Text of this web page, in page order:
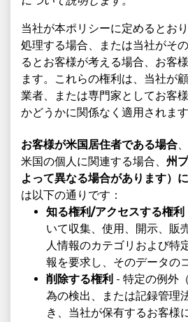
当社が本ポリシーに定めるとお
処理する場合、または当社がそ
るとお客様が考える場合、お客
ます。これらの権利は、当社が
業者、または専門家としてお客
かどうかに関係なく適用されます
お客様が米国居住者である場合
米国の個人に関連する場合、 州
よって異なる場合があります）
は以下の通りです：
知る権利/アクセスする権利
いて収集、使用、開示、販
人情報のカテゴリおよび特
報を要求し、そのデータの
削除する権利 - 特定の例外
為の検出、または記録管理
き、当社が保有するお客様